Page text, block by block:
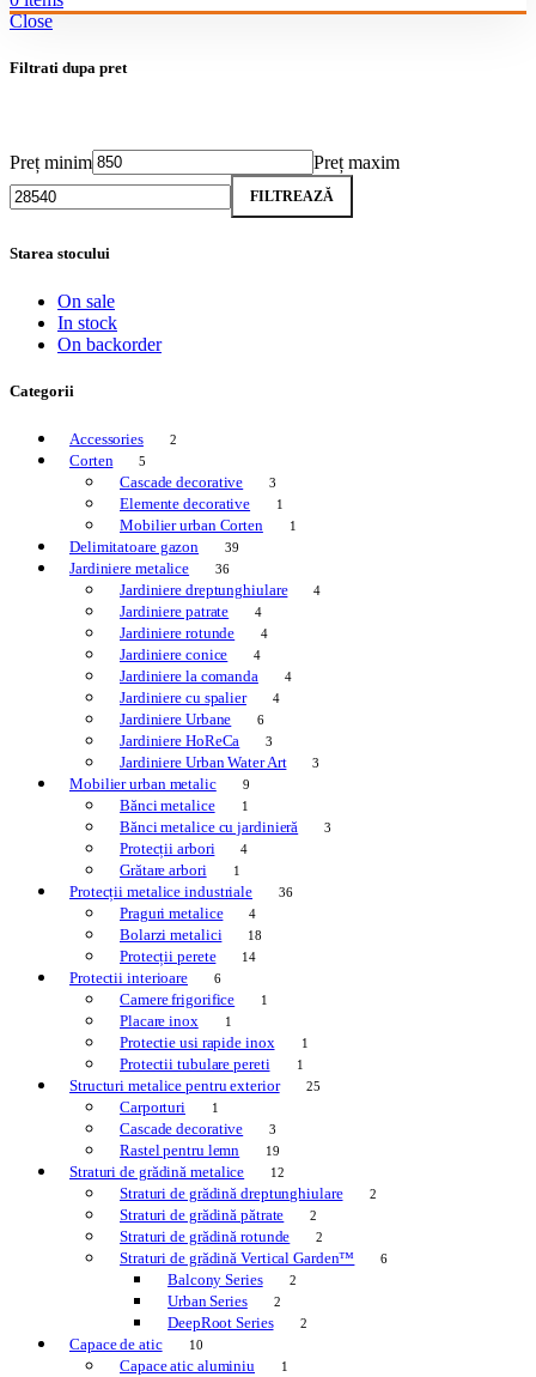
Close
Filtrati dupa pret
Preț minim Preț maxim
FILTREAZĂ
Starea stocului
On sale
In stock
On backorder
Categorii
Accessories 2
Corten 5
Cascade decorative 3
Elemente decorative 1
Mobilier urban Corten 1
Delimitatoare gazon 39
Jardiniere metalice 36
Jardiniere dreptunghiulare 4
Jardiniere patrate 4
Jardiniere rotunde 4
Jardiniere conice 4
Jardiniere la comanda 4
Jardiniere cu spalier 4
Jardiniere Urbane 6
Jardiniere HoReCa 3
Jardiniere Urban Water Art 3
Mobilier urban metalic 9
Bănci metalice 1
Bănci metalice cu jardinieră 3
Protecții arbori 4
Grătare arbori 1
Protecții metalice industriale 36
Praguri metalice 4
Bolarzi metalici 18
Protecții perete 14
Protectii interioare 6
Camere frigorifice 1
Placare inox 1
Protectie usi rapide inox 1
Protectii tubulare pereti 1
Structuri metalice pentru exterior 25
Carporturi 1
Cascade decorative 3
Rastel pentru lemn 19
Straturi de grădină metalice 12
Straturi de grădină dreptunghiulare 2
Straturi de grădină pătrate 2
Straturi de grădină rotunde 2
Straturi de grădină Vertical Garden™ 6
Balcony Series 2
Urban Series 2
DeepRoot Series 2
Capace de atic 10
Capace atic aluminiu 1